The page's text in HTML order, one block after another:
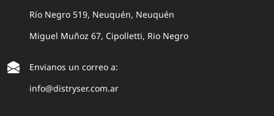
Río Negro 519, Neuquén, Neuquén
Miguel Muñoz 67, Cipolletti, Rio Negro
Envianos un correo a:
info@distryser.com.ar